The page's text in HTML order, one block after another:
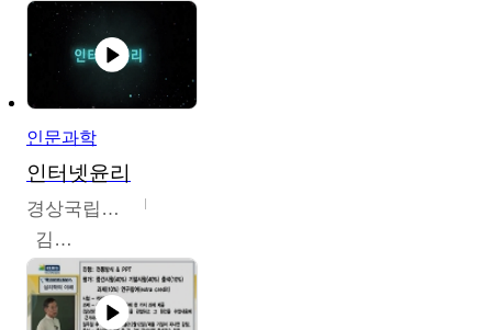
인문과학
인터넷윤리
경상국립대학교
김대군